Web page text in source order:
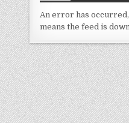
An error has
means the feed is